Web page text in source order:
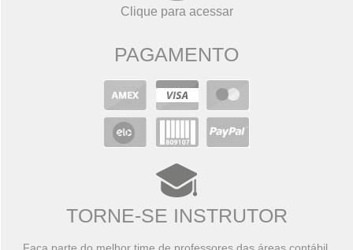
Clique para acessar
PAGAMENTO
TORNE-SE INSTRUTOR